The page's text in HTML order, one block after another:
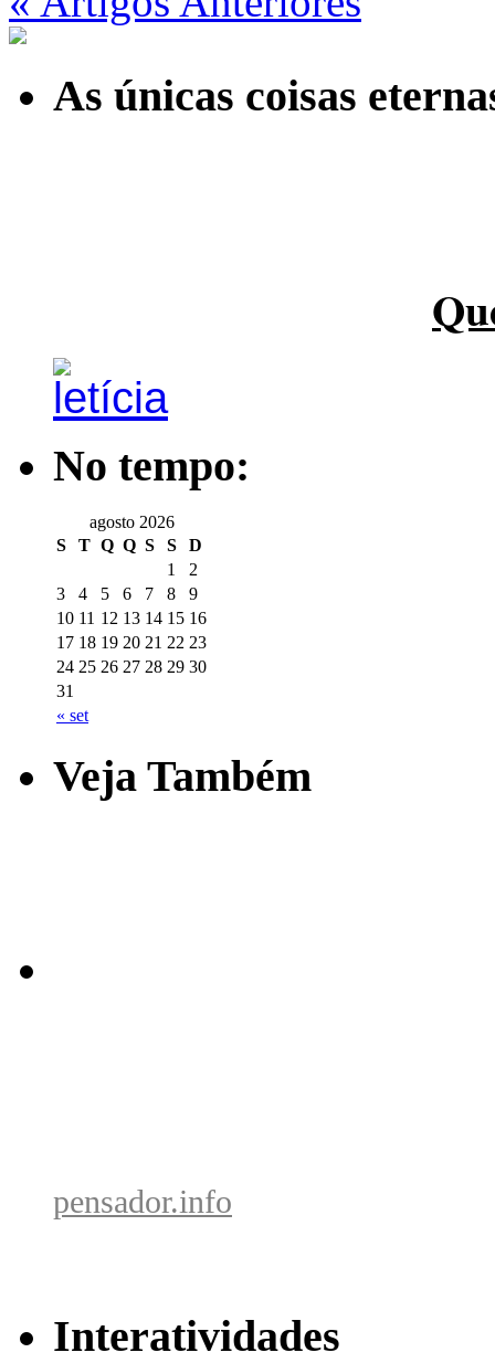
As únicas coisas
No tempo:
agosto 2026
S
T Q Q S S D
« set
1
2
3
4 5 6 7 8
9
10 11 12 13 14 15 16
17 18 19 20 21 22 23
24 25 26 27 28 29 30
31
Veja Também
pensador.info
Interatividades